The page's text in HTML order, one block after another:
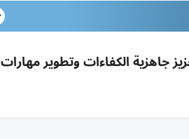
يخرج 10 موظفين في برنامج تأهيل القيادات 6 أشهر لتعزيز جاهزية الكفاءات وتطوير مهارات